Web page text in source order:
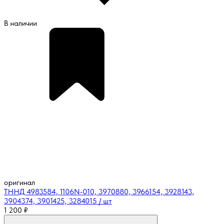
В наличии
оригинал
ТННД 4983584, 1106N-010, 3970880, 3966154, 3928143,
3904374, 3901425, 3284015 / шт
1 200 ₽